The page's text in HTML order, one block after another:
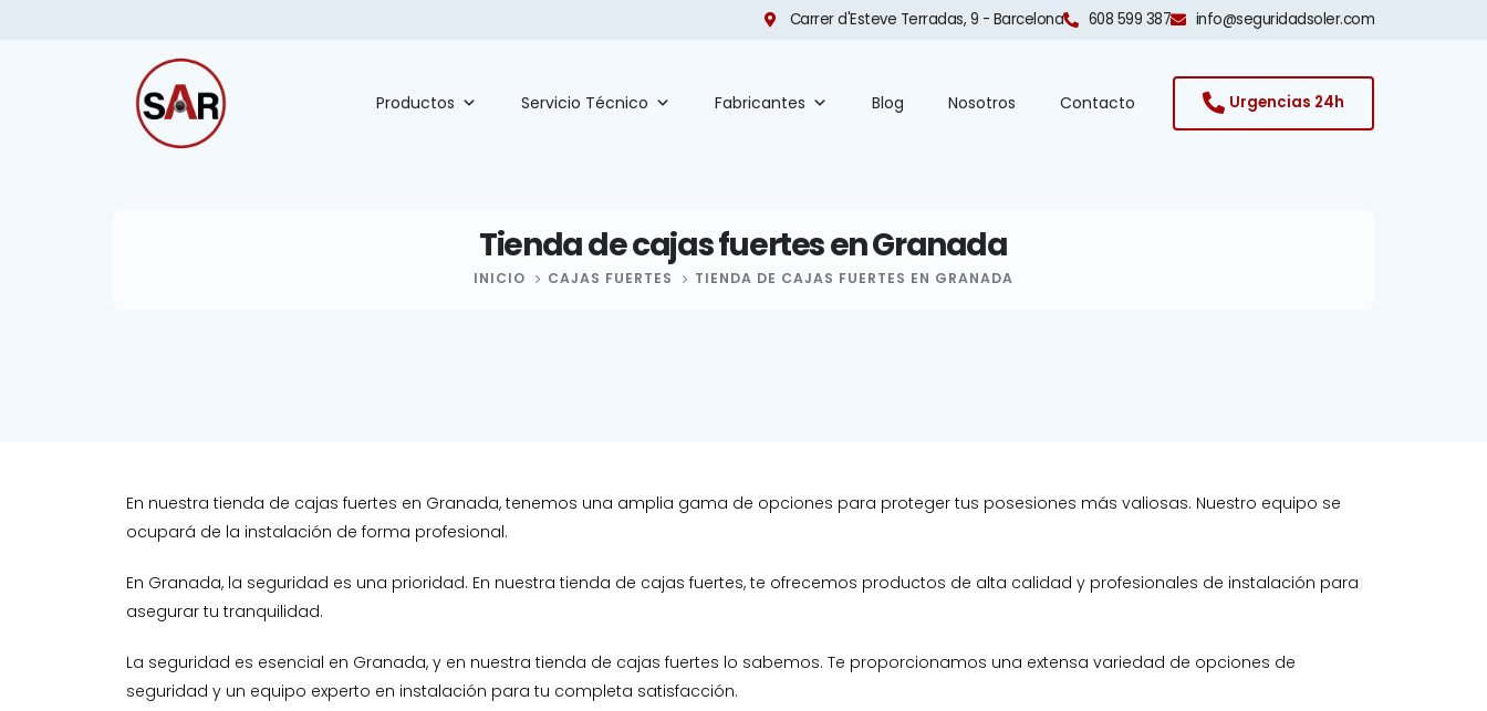
Carrer d'Esteve Terradas, 9 - Barcelona​ 608 599 387 info@seguridadsoler.com
Productos Servicio Técnico Fabricantes Blog Nosotros Contacto Urgencias 24h
Tienda de cajas fuertes en Granada
INICIO CAJAS FUERTES TIENDA DE CAJAS FUERTES EN GRANADA
En nuestra tienda de cajas fuertes en Granada, tenemos una amplia gama de opciones para proteger tus posesiones más valiosas. Nuestro equipo se
ocupará de la instalación de forma profesional.
En Granada, la seguridad es una prioridad. En nuestra tienda de cajas fuertes, te ofrecemos productos de alta calidad y profesionales de instalación para
asegurar tu tranquilidad.
La seguridad es esencial en Granada, y en nuestra tienda de cajas fuertes lo sabemos. Te proporcionamos una extensa variedad de opciones de
seguridad y un equipo experto en instalación para tu completa satisfacción.